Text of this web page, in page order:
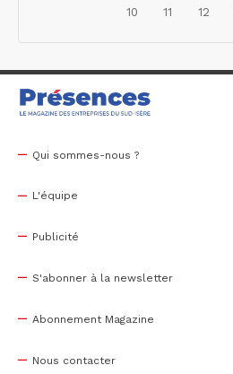
10 11 12
Qui sommes-nous ?
L'équipe
Publicité
S'abonner à la newsletter
Abonnement Magazine
Nous contacter